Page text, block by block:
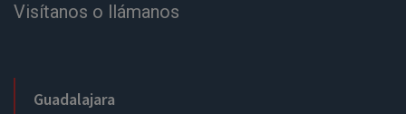
Visítanos o llámanos
Guadalajara